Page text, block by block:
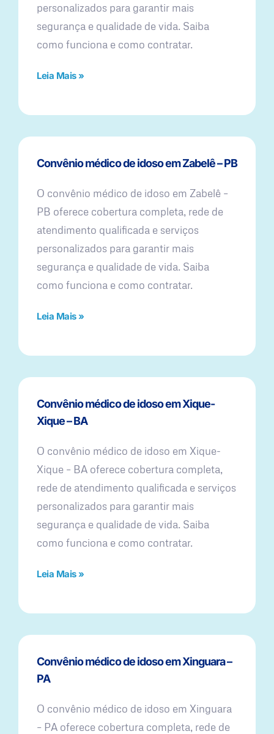
personalizados para garantir mais
segurança e qualidade de vida. Saiba
como funciona e como contratar.
Leia Mais »
Convênio médico de idoso em Zabelê – PB
O convênio médico de idoso em Zabelê –
PB oferece cobertura completa, rede de
atendimento qualificada e serviços
personalizados para garantir mais
segurança e qualidade de vida. Saiba
como funciona e como contratar.
Leia Mais »
Convênio médico de idoso em Xique-
Xique – BA
O convênio médico de idoso em Xique-
Xique – BA oferece cobertura completa,
rede de atendimento qualificada e serviços
personalizados para garantir mais
segurança e qualidade de vida. Saiba
como funciona e como contratar.
Leia Mais »
Convênio médico de idoso em Xinguara –
PA
O convênio médico de idoso em Xinguara
– PA oferece cobertura completa, rede de